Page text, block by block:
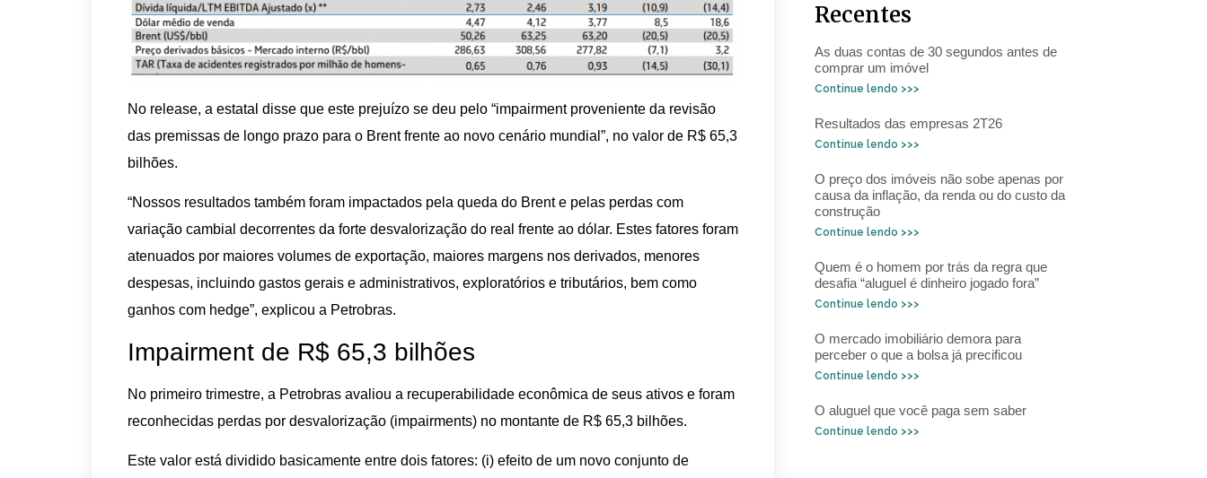
No release, a estatal disse que este prejuízo se deu pelo “impairment proveniente da revisão
das premissas de longo prazo para o Brent frente ao novo cenário mundial”, no valor de R$ 65,3
bilhões.
“Nossos resultados também foram impactados pela queda do Brent e pelas perdas com
variação cambial decorrentes da forte desvalorização do real frente ao dólar. Estes fatores foram
atenuados por maiores volumes de exportação, maiores margens nos derivados, menores
despesas, incluindo gastos gerais e administrativos, exploratórios e tributários, bem como
ganhos com hedge”, explicou a Petrobras.
Impairment de R$ 65,3 bilhões
No primeiro trimestre, a Petrobras avaliou a recuperabilidade econômica de seus ativos e foram
reconhecidas perdas por desvalorização (impairments) no montante de R$ 65,3 bilhões.
Este valor está dividido basicamente entre dois fatores: (i) efeito de um novo conjunto de
Recentes
As duas contas de 30 segundos antes de
comprar um imóvel
Continue lendo >>>
Resultados das empresas 2T26
Continue lendo >>>
O preço dos imóveis não sobe apenas por
causa da inflação, da renda ou do custo da
construção
Continue lendo >>>
Quem é o homem por trás da regra que
desafia “aluguel é dinheiro jogado fora”
Continue lendo >>>
O mercado imobiliário demora para
perceber o que a bolsa já precificou
Continue lendo >>>
O aluguel que você paga sem saber
Continue lendo >>>